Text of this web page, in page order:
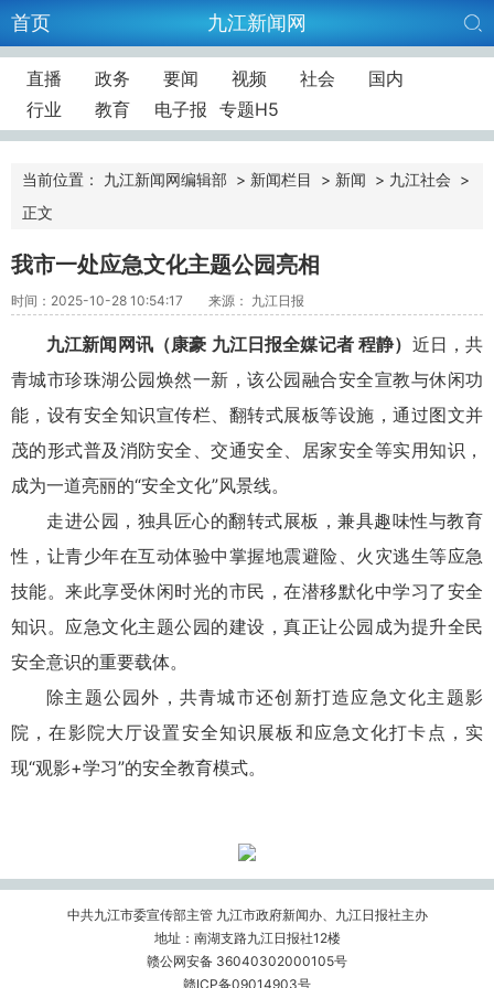
首页 九江新闻网
直播 政务 要闻 视频 社会
国内
行业
教育 电子报 专题H5
当前位置： 九江新闻网编辑部 > 新闻栏目 > 新闻 > 九江社会 >
正文
我市一处应急文化主题公园亮相
时间：2025-10-28 10:54:17 来源： 九江日报
九江新闻网讯（康豪 九江日报全媒记者 程静） 近日，共
青城市珍珠湖公园焕然一新，该公园融合安全宣教与休闲功
能，设有安全知识宣传栏、翻转式展板等设施，通过图文并
茂的形式普及消防安全、交通安全、居家安全等实用知识，
成为一道亮丽的“安全文化”风景线。
走进公园，独具匠心的翻转式展板，兼具趣味性与教育
性，让青少年在互动体验中掌握地震避险、火灾逃生等应急
技能。来此享受休闲时光的市民，在潜移默化中学习了安全
知识。应急文化主题公园的建设，真正让公园成为提升全民
安全意识的重要载体。
除主题公园外，共青城市还创新打造应急文化主题影
院，在影院大厅设置安全知识展板和应急文化打卡点，实
现“观影+学习”的安全教育模式。
中共九江市委宣传部主管 九江市政府新闻办、九江日报社主办
地址：南湖支路九江日报社12楼
赣公网安备 36040302000105号
赣ICP备09014903号